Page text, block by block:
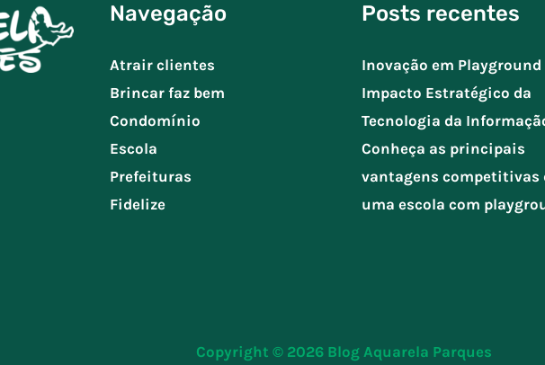
Navegação
Atrair clientes
Brincar faz bem
Condomínio
Escola
Prefeituras
Fidelize
Posts recentes
Inovação em Playground
Impacto Estratégico da
Tecnologia da
Conheça as principais
vantagens competitivas
uma escola com
Copyright © 2026 Blog Aquarela Parques